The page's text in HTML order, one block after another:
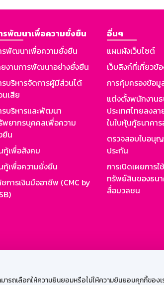
เลือกให้ความยินยอมหรือไม่ให้ความยินยอมคุกกี้ของเ
รพัฒนาเพื่อความยั่งยืน
รพัฒนาเพื่อความยั่งยืน
ยงานการพัฒนาอย่างยั่งยืน
รบริหารจัดการผู้มีส่วนได้
นเสีย
รบริหารและพัฒนา
พยากรบุคคลเพื่อความ
ยืน
กู้เพื่อสังคม
กู้เพื่อความยั่งยืน
การเงินมืออาชีพ (CMC by
อื่นๆ
แผนผังเว็บไซต์
เว็บลิงก์ที่เกี่ยวข้
การคุ้มครองข้อ
แต่งตั้งพนักงาน
ประเทศไทยลงล
ในใบหุ้นกู้ธนาคา
ตรวจสอบใบอนุ
ประกัน
การเปิดเผยการใ
ทรัพย์สินของธนา
สื่อมวลชน